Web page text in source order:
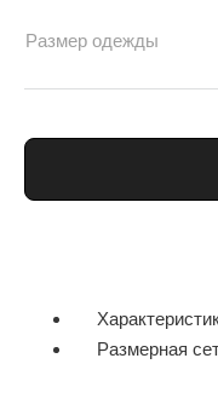
Размер одежды
Количество товара
Размерная